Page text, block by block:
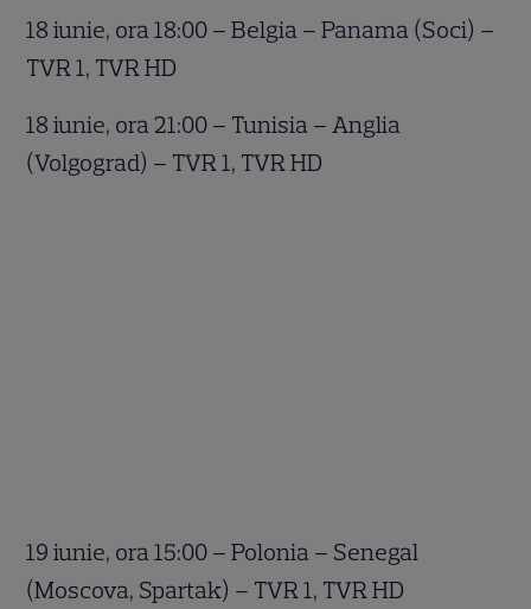
18 iunie, ora 18:00 – Belgia – Panama (Soci) –
TVR 1, TVR HD
18 iunie, ora 21:00 – Tunisia – Anglia
(Volgograd) – TVR 1, TVR HD
19 iunie, ora 15:00 – Polonia – Senegal
(Moscova, Spartak) – TVR 1, TVR HD